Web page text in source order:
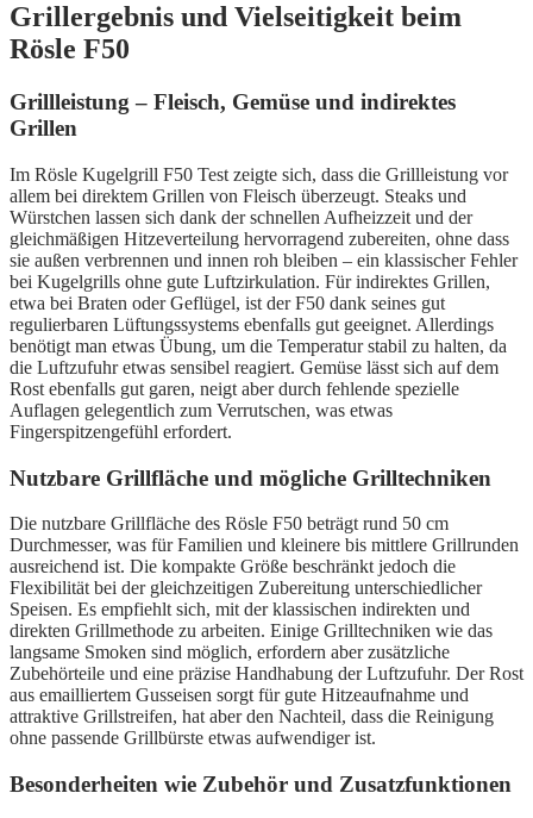
Grillergebnis und Vielseitigkeit beim
Rösle F50
Grillleistung – Fleisch, Gemüse und indirektes
Grillen
Im Rösle Kugelgrill F50 Test zeigte sich, dass die Grillleistung vor
allem bei direktem Grillen von Fleisch überzeugt. Steaks und
Würstchen lassen sich dank der schnellen Aufheizzeit und der
gleichmäßigen Hitzeverteilung hervorragend zubereiten, ohne dass
sie außen verbrennen und innen roh bleiben – ein klassischer Fehler
bei Kugelgrills ohne gute Luftzirkulation. Für indirektes Grillen,
etwa bei Braten oder Geflügel, ist der F50 dank seines gut
regulierbaren Lüftungssystems ebenfalls gut geeignet. Allerdings
benötigt man etwas Übung, um die Temperatur stabil zu halten, da
die Luftzufuhr etwas sensibel reagiert. Gemüse lässt sich auf dem
Rost ebenfalls gut garen, neigt aber durch fehlende spezielle
Auflagen gelegentlich zum Verrutschen, was etwas
Fingerspitzengefühl erfordert.
Nutzbare Grillfläche und mögliche Grilltechniken
Die nutzbare Grillfläche des Rösle F50 beträgt rund 50 cm
Durchmesser, was für Familien und kleinere bis mittlere Grillrunden
ausreichend ist. Die kompakte Größe beschränkt jedoch die
Flexibilität bei der gleichzeitigen Zubereitung unterschiedlicher
Speisen. Es empfiehlt sich, mit der klassischen indirekten und
direkten Grillmethode zu arbeiten. Einige Grilltechniken wie das
langsame Smoken sind möglich, erfordern aber zusätzliche
Zubehörteile und eine präzise Handhabung der Luftzufuhr. Der Rost
aus emailliertem Gusseisen sorgt für gute Hitzeaufnahme und
attraktive Grillstreifen, hat aber den Nachteil, dass die Reinigung
ohne passende Grillbürste etwas aufwendiger ist.
Besonderheiten wie Zubehör und Zusatzfunktionen